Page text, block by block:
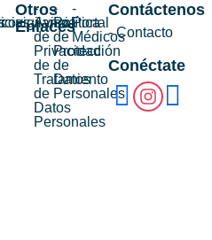
Otros
Enlaces
-
Aviso
de
Privacidad
de
Tratamiento
de
Datos
Personales
-
Política
de
Protección
de
Datos
Personales
-
Portal
Médicos
Contáctenos
- Contacto
Conéctate